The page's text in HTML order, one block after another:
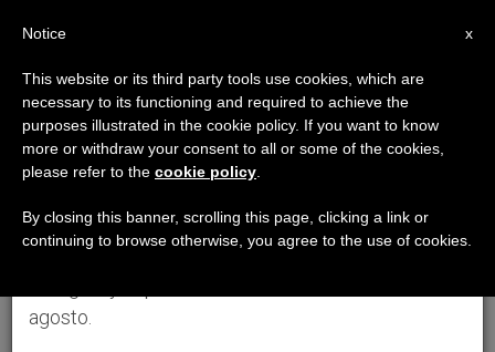
×
Aviso importante
Del 27 de julio al 7 de agosto haremos la pausa
anual, aprovechando que en el periodo de verano
se generan menos informaciones y también el
agosto.
x
Notice
This website or its third party tools use cookies, which are
necessary to its functioning and required to achieve the
purposes illustrated in the cookie policy. If you want to know
more or withdraw your consent to all or some of the cookies,
please refer to the cookie policy
By closing this banner, scrolling this page, clicking a link or
continuing to browse otherwise, you agree to the use of cookies.